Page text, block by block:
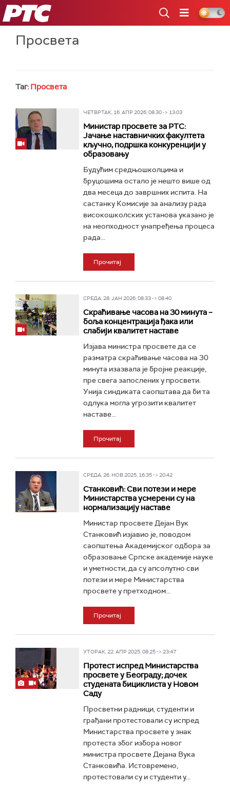
РТС
Просвета
Таг: Просвета
ЧЕТВРТАК, 16. АПР 2026, 08:30 -> 13:03
Министар просвете за РТС:
Јачање наставничких факултета
кључно, подршка конкуренцији у
образовању
Будућим средњошколцима и
бруцошима остало је нешто више од
два месеца до завршних испита. На
састанку Комисије за анализу рада
високошколских установа указано је
на неопходност унапређења процеса
рада...
Прочитај
СРЕДА, 28. ЈАН 2026, 08:33 -> 08:40
Скраћивање часова на 30 минута –
боља концентрација ђака или
слабији квалитет наставе
Изјава министра просвете да се
разматра скраћивање часова на 30
минута изазвала је бројне реакције,
пре свега запослених у просвети.
Унија синдиката саопштава да би та
одлука могла угрозити квалитет
наставе...
Прочитај
СРЕДА, 26. НОВ 2025, 16:35 -> 20:42
Станковић: Сви потези и мере
Министарства усмерени су на
нормализацију наставе
Министар просвете Дејан Вук
Станковић изјавио је, поводом
саопштења Академијског одбора за
образовање Српске академије науке
и уметности, да су апсолутно сви
потези и мере Министарства
просвете у претходном...
Прочитај
УТОРАК, 22. АПР 2025, 08:25 -> 23:47
Протест испред Министарства
просвете у Београду; дочек
студената бициклиста у Новом
Саду
Просветни радници, студенти и
грађани протестовали су испред
Министарства просвете у знак
протеста због избора новог
министра просвете Дејана Вука
Станковића. Истовремено,
протестовали су и студенти у...